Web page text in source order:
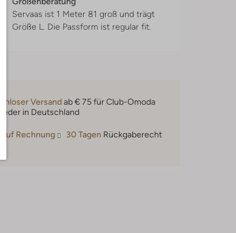
Servaas ist 1 Meter 81 groß und trägt
Größe L. Die Passform ist regular fit.
Versandab € 75 für Club-Omoda
in Deutschland
auf Rechnung 30 Tagen Rückgaberecht